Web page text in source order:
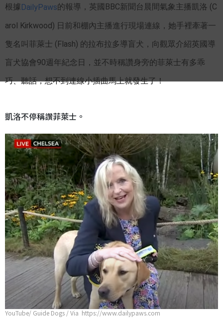
根據DailyPaws的報導，英國BBC新聞台晨間氣象主播凱洛 (C
arol Kirkwood) 日前和棚內主播進行現場連線，她手裡牽著一
隻名叫菲萊士 (Flash) 的拉布拉多導盲犬，向觀眾介紹英國導
盲犬協會90週年紀念日，並不時稱讚身旁的菲萊士有多乖
巧、聽話，想不到連線小插曲馬上就發生了！
凱洛不停稱讚菲萊士。
YouTube/ Guide Dogs / Via https://www.dailypaws.com